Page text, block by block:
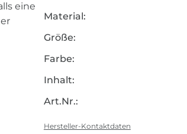
eine
Material:
Größe:
Farbe:
Inhalt:
Art.Nr.:
Hersteller-Kontaktdaten